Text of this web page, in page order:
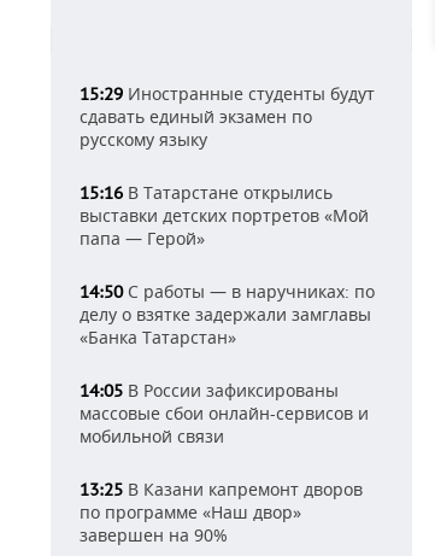
15:29 Иностранные студенты будут
сдавать единый экзамен по
русскому языку
15:16 В Татарстане открылись
выставки детских портретов «Мой
папа — Герой»
14:50С работы — в наручниках: по
делу о взятке задержали замглавы
«Банка Татарстан»
14:05 В России зафиксированы
массовые сбои онлайн-сервисов и
мобильной связи
13:25 В Казани капремонт дворов
по программе «Наш двор»
завершен на 90%